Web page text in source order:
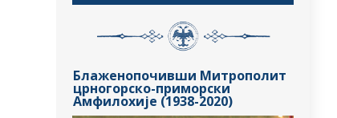
Блаженопочивши Митрополит
црногорско-приморски
Амфилохије (1938-2020)